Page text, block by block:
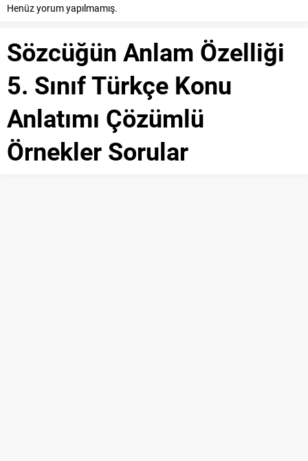
Henüz yorum yapılmamış.
Sözcüğün Anlam Özelliği
5. Sınıf Türkçe Konu
Anlatımı Çözümlü
Örnekler Sorular